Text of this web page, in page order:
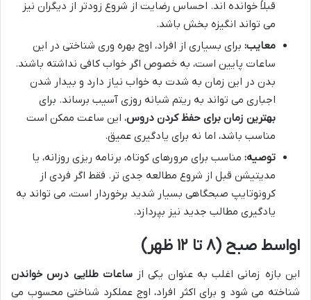
قبلاً خوانده اند. احساس رضایت از شروع زودتر از دیگران نیز
می تواند انگیزه بخش باشد.
معایب: برای بسیاری از افراد، اوج بهره وری شناختی در این
ساعات پایین است، به خصوص اگر خواب کافی نداشته باشند.
بدن در این زمان به شدت به خواب نیاز دارد و بیدار شدن
اجباری می تواند به ریتم شبانه روزی آسیب برساند. برای
بهترین زمان برای حفظ کردن دروس، این ساعت ممکن است
مناسب باشد، اما نه برای یادگیری عمیق.
توصیه: مناسب برای مرورهای کوتاه، برنامه ریزی روزانه، یا
مدیتیشن قبل از شروع مطالعه جدی تر. فقط اگر فردی از
کرونوتایپ صبحگاهی بسیار شدید برخوردار است، می تواند به
یادگیری مطالب جدید نیز بپردازد.
اواسط صبح (۸ تا ۱۲ ظهر)
این بازه زمانی اغلب به عنوان یکی ازساعات طلایی درس خواندن
شناخته می شود و برای اکثر افراد، اوج عملکرد شناختی محسوب می